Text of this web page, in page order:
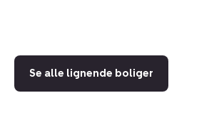
Se alle lignende boliger